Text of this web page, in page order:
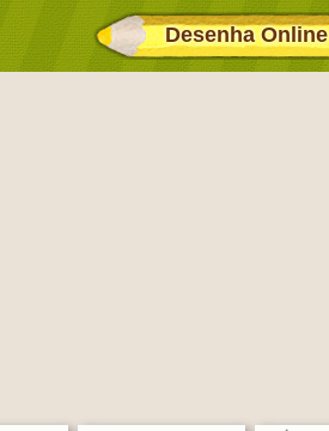
Desenha Online